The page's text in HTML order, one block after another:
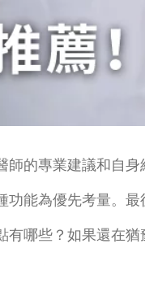
師的專業建議和自
功能為優先考量。
有哪些？如果還在